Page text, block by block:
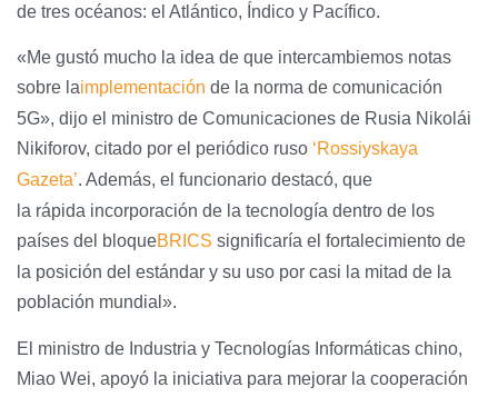
de tres océanos: el Atlántico, Índico y Pacífico.
«Me gustó mucho la idea de que intercambiemos notas
sobre laimplementación de la norma de comunicación
5G», dijo el ministro de Comunicaciones de Rusia Nikolái
Nikiforov, citado por el periódico ruso ‘Rossiyskaya
Gazeta’. Además, el funcionario destacó, que
la rápida incorporación de la tecnología dentro de los
países del bloqueBRICS significaría el fortalecimiento de
la posición del estándar y su uso por casi la mitad de la
población mundial».
El ministro de Industria y Tecnologías Informáticas chino,
Miao Wei, apoyó la iniciativa para mejorar la cooperación